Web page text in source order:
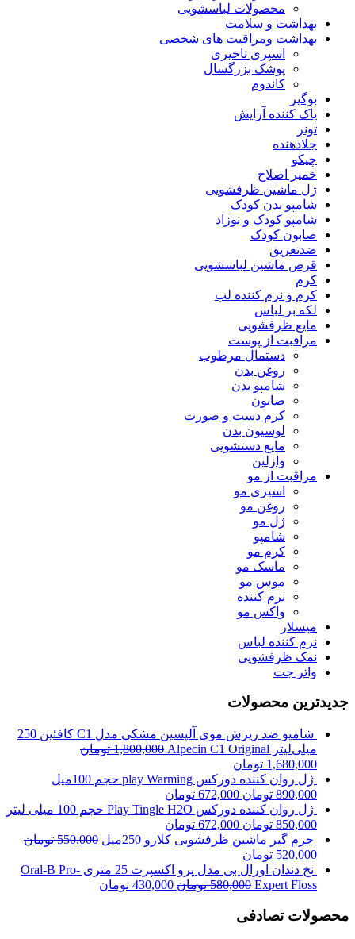
محصولات لباسشویی
بهداشت و سلامت
بهداشت ومراقبت های شخصی
اسپری تاخیری
پوشک بزرگسال
کاندوم
بوگیر
پاک کننده آرایش
تونر
جلادهنده
چیکو
خمیر اصلاح
ژل ماشین ظرفشویی
شامپو بدن کودک
شامپو کودک و نوزاد
صابون کودک
ضدتعریق
قرص ماشین لباسشویی
کرم
کرم و نرم کننده لب
لکه بر لباس
مایع ظرفشویی
مراقبت از پوست
دستمال مرطوب
روغن بدن
شامپو بدن
صابون
کرم دست و صورت
لوسیون بدن
مایع دستشویی
وازلین
مراقبت از مو
اسپری مو
روغن مو
ژل مو
شامپو
کرم مو
ماسک مو
موس مو
نرم کننده
واکس مو
میسلار
نرم کننده لباس
نمک ظرفشویی
واتر جت
جدیدترین محصولات
شامپو ضد ریزش موی آلپسین مشکی مدل C1 کافئین 250
میلی‌لیتر Alpecin C1 Original
1,800,000 تومان
1,680,000 تومان
ژل روان کننده دورکس play Warming حجم 100میل
890,000 تومان 672,000 تومان
ژل روان کننده دورکس Play Tingle H2O حجم 100 میلی لیتر
850,000 تومان 672,000 تومان
جرم گیر ماشین ظرفشویی کلارو 250میل
550,000 تومان
520,000 تومان
نخ دندان اورال بی مدل پرو اکسپرت 25 متری Oral-B Pro-
Expert Floss
580,000 تومان 430,000 تومان
محصولات تصادفی